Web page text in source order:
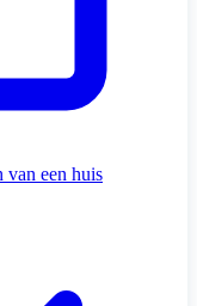
van een huis